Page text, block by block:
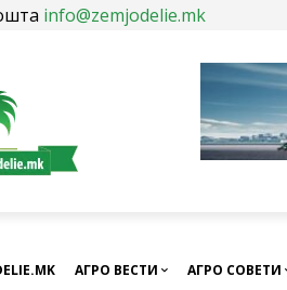
info@zemjodelie.mk
АГРО ВЕСТИ АГРО СОВЕТИ